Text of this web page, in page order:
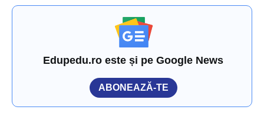
Edupedu.ro este și pe Google News
ABONEAZĂ-TE